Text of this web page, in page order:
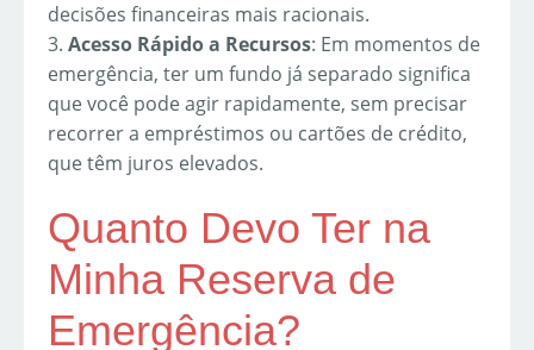
decisões financeiras mais racionais.
3. Acesso Rápido a Recursos: Em momentos de
emergência, ter um fundo já separado significa
que você pode agir rapidamente, sem precisar
recorrer a empréstimos ou cartões de crédito,
que têm juros elevados.
Quanto Devo Ter na
Minha Reserva de
Emergência?